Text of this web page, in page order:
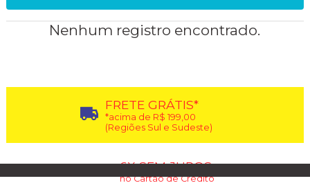
Nenhum registro encontrado.
FRETE GRÁTIS*
*acima de R$ 199,00
(Regiões Sul e Sudeste)
6X SEM JUROS
no Cartão de Crédito